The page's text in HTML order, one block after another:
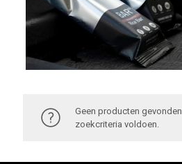
Geen producten
zoekcriteria voldoen.